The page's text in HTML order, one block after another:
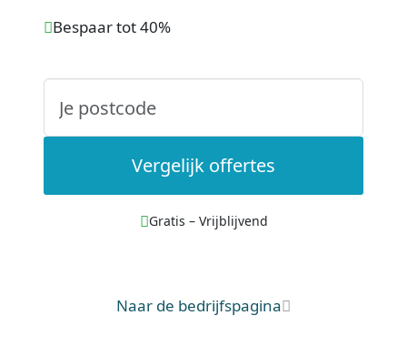
Bespaar tot 40%
Vergelijk offertes
Gratis – Vrijblijvend
Naar de bedrijfspagina